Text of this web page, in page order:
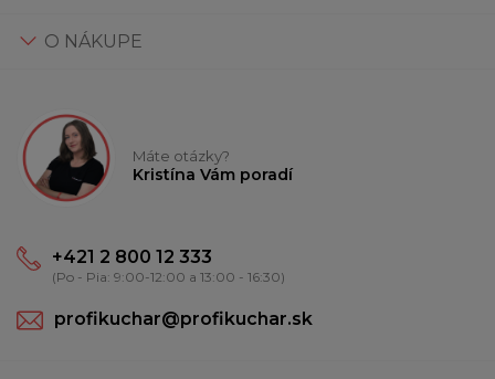
O NÁKUPE
Máte otázky?
Kristína Vám poradí
+421 2 800 12 333
(Po - Pia: 9:00-12:00 a 13:00 - 16:30)
profikuchar@profikuchar.sk